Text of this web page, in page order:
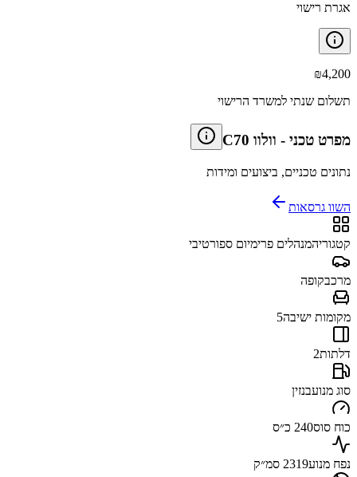
אגרת רישוי
₪4,200
תשלום שנתי למשרד הרישוי
מפרט טכני - וולוו C70
נתונים טכניים, ביצועים ומידות
השוו גרסאות
קטגוריהמנהלים פרימיום ספורטיבי
מרכבקופה
מקומות ישיבה5
דלתות2
סוג מנועבנזין
כוח סוס240 כ״ס
נפח מנוע2319 סמ״ק